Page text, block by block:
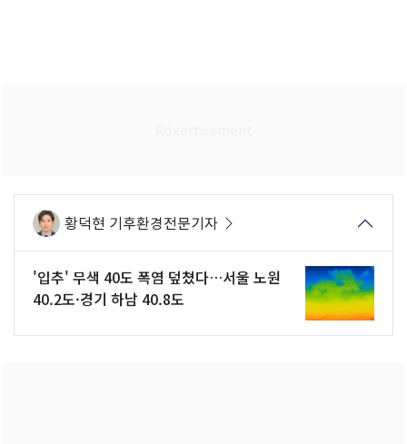
황덕현 기후환경전문기자
'입추' 무색 40도 폭염 덮쳤다…서울 노원
40.2도·경기 하남 40.8도